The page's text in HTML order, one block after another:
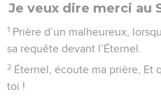
Je veux dire merci au
1 Prière d’un malheureux,
sa requête devant l’Éternel.
2 Éternel, écoute ma prière, Et
toi !